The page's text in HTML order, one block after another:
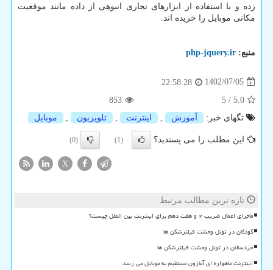
زده و با استفاده از ابزارهای تجاری انبوهی از داده مانند موقعیت
مکانی موبایل را خریده اند.
منبع: php-jquery.ir
1402/07/05
22:58:28
5.0
/
5
853
تگهای خبر:
آموزش اینترنت تلویزیون موبایل
این مطلب را می پسندید؟ (1)
(0)
X
تازه ترین مطالب مرتبط
ماجرای اعمال ضریب ۲ و هفت دهم برای اینترنت بین الملل چیست؟
کودکان در تونل وحشت فیلترشکن ها
خردسالان در تونل وحشت فیلترشکن ها
اینترنت ماهواره ای آمازون مستقیم به موبایل می رسد